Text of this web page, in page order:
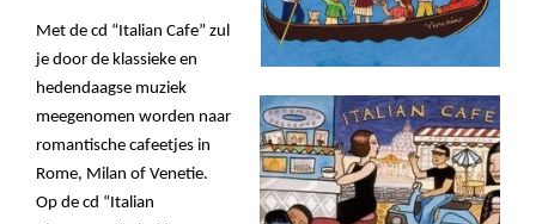
Met de cd “Italian Cafe” zul
je door de klassieke en
hedendaagse muziek
meegenomen worden naar
romantische cafeetjes in
Rome, Milan of Venetie.
Op de cd “Italian